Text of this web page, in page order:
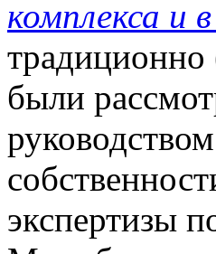
комплекса и
традиционно
были
экспертизы